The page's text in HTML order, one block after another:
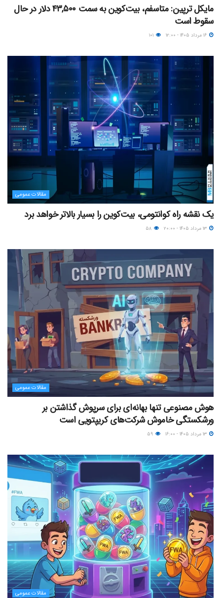
مایکل ترپین: متاسفم، بیت‌کوین به سمت ۴۳,۵۰۰ دلار در حال
سقوط است
مقالات عمومی
یک نقشه راه کوانتومی، بیت‌کوین را بسیار بالاتر خواهد برد
مقالات عمومی
هوش مصنوعی تنها بهانه‌ای برای سرپوش گذاشتن بر
ورشکستگی خاموش شرکت‌های کریپتویی است
مقالات عمومی